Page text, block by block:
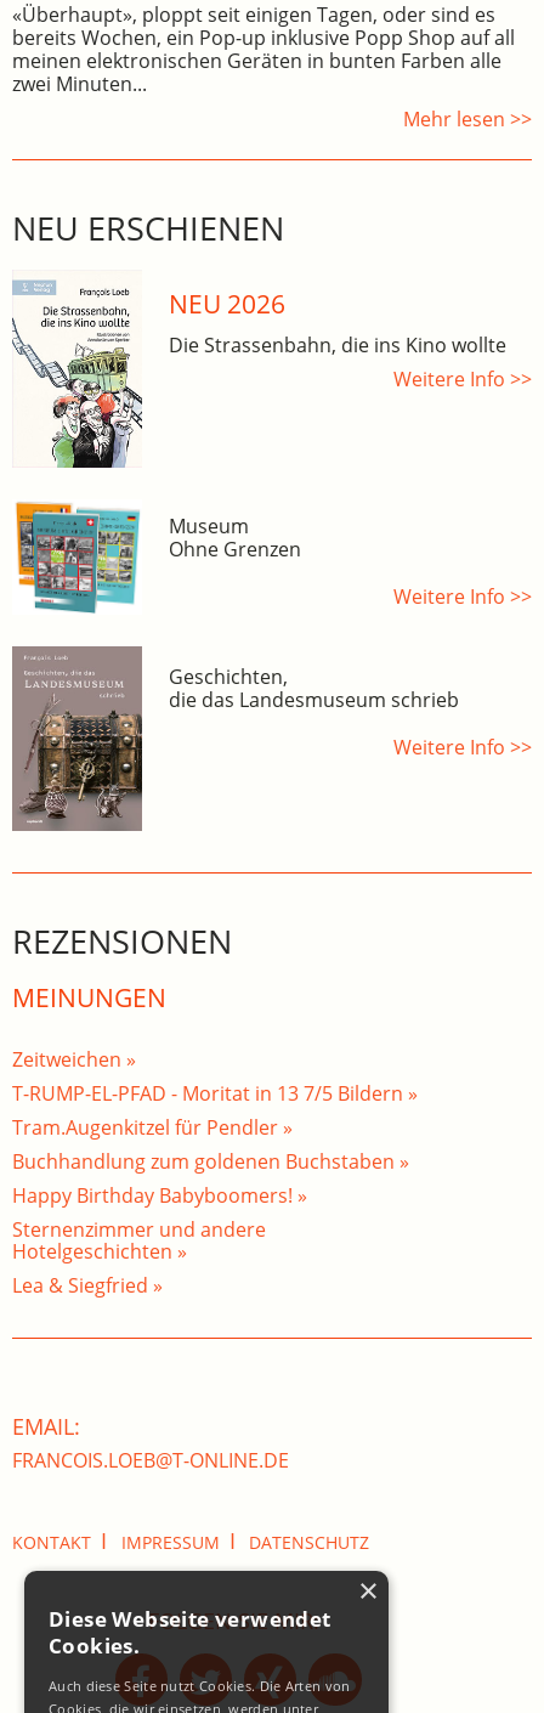
«Überhaupt», ploppt seit einigen Tagen, oder sind es
bereits Wochen, ein Pop-up inklusive Popp Shop auf all
meinen elektronischen Geräten in bunten Farben alle
zwei Minuten...
Mehr lesen >>
NEU ERSCHIENEN
NEU 2026
Die Strassenbahn, die ins Kino wollte
Weitere Info >>
Museum
Ohne Grenzen
Weitere Info >>
Geschichten,
die das Landesmuseum schrieb
Weitere Info >>
REZENSIONEN
MEINUNGEN
Zeitweichen »
T-RUMP-EL-PFAD - Moritat in 13 7/5 Bildern »
Tram.Augenkitzel für Pendler »
Buchhandlung zum goldenen Buchstaben »
Happy Birthday Babyboomers! »
Sternenzimmer und andere
Hotelgeschichten »
Lea & Siegfried »
EMAIL:
FRANCOIS.LOEB@T-ONLINE.DE
KONTAKT I IMPRESSUM I DATENSCHUTZ
FOLGEN SIE MIR:
×
Diese Webseite verwendet
Cookies.
Auch diese Seite nutzt Cookies. Die Arten von
Cookies, die wir einsetzen, werden unter